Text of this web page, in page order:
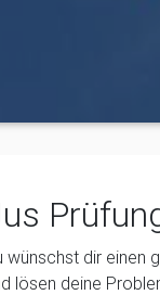
wünschst dir einen
lösen deine